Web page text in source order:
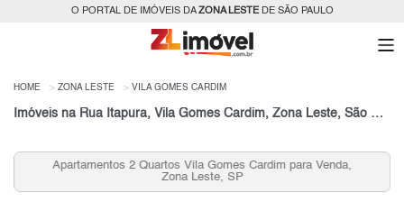
O PORTAL DE IMÓVEIS DAZONA LESTEDE SÃO PAULO
HOME ZONA LESTE VILA GOMES CARDIM
Imóveis na Rua Itapura, Vila Gomes Cardim, Zona Leste, São Paulo, SP
Apartamentos 2 Quartos Vila Gomes Cardim para Venda,
Zona Leste, SP